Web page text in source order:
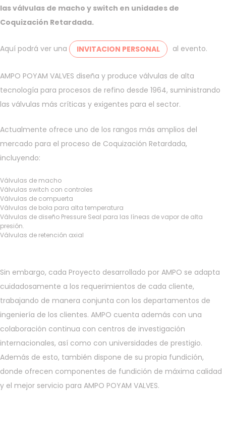
las válvulas de macho y switch en unidades de
Coquización Retardada.
Aquí podrá ver una INVITACION PERSONAL al evento.
AMPO POYAM VALVES diseña y produce válvulas de alta
tecnología para procesos de refino desde 1964, suministrando
las válvulas más críticas y exigentes para el sector.
Actualmente ofrece uno de los rangos más amplios del
mercado para el proceso de Coquización Retardada,
incluyendo:
Válvulas de macho
Válvulas switch con controles
Válvulas de compuerta
Válvulas de bola para alta temperatura
Válvulas de diseño Pressure Seal para las líneas de vapor de alta
presión.
Válvulas de retención axial
Sin embargo, cada Proyecto desarrollado por AMPO se adapta
cuidadosamente a los requerimientos de cada cliente,
trabajando de manera conjunta con los departamentos de
ingeniería de los clientes. AMPO cuenta además con una
colaboración continua con centros de investigación
internacionales, así como con universidades de prestigio.
Además de esto, también dispone de su propia fundición,
donde ofrecen componentes de fundición de máxima calidad
y el mejor servicio para AMPO POYAM VALVES.